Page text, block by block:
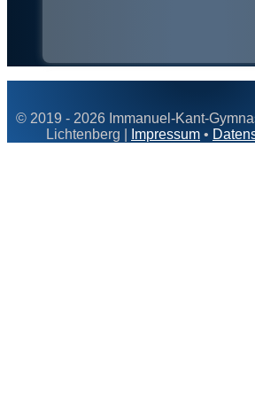
© 2019 - 2026 Immanuel-Kant-
Lichtenberg |
Impressum •